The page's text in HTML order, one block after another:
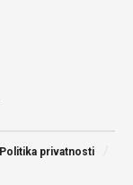
Politika privatnosti